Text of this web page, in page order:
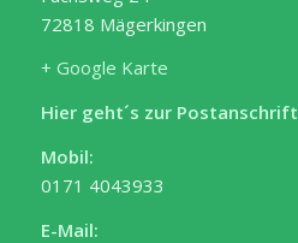
72818 Mägerkingen
+ Google Karte
Hier geht´s zur Postanschrift
Mobil:
0171 4043933
E-Mail: